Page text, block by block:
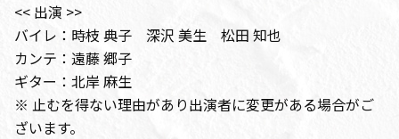
<< 出演 >>
バイレ：時枝 典子 深沢 美生 松田 知也
カンテ：遠藤 郷子
ギター：北岸 麻生
※ 止むを得ない理由があり出演者に変更がある場合がご
ざいます。